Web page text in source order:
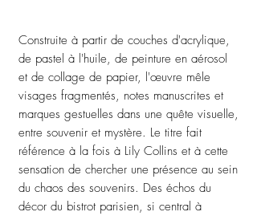
Construite à partir de couches d'acrylique,
de pastel à l'huile, de peinture en aérosol
et de collage de papier, l'œuvre mêle
visages fragmentés, notes manuscrites et
marques gestuelles dans une quête visuelle,
entre souvenir et mystère. Le titre fait
référence à la fois à Lily Collins et à cette
sensation de chercher une présence au sein
du chaos des souvenirs. Des échos du
décor du bistrot parisien, si central à